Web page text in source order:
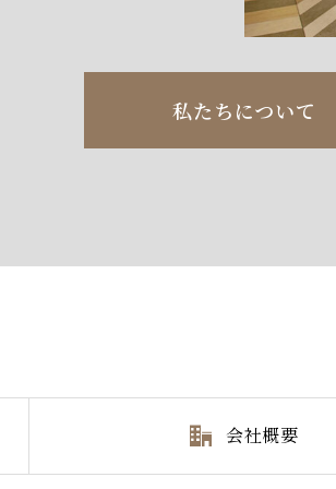
私たちについて
会社概要